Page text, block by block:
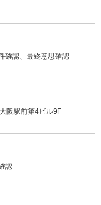
確認、最終意思確認
阪駅前第4ビル9F
認